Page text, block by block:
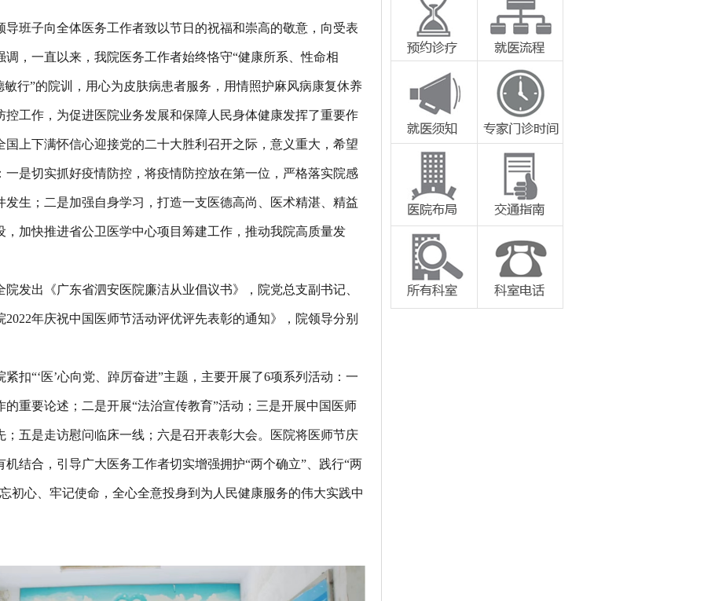
班子向全体医务工作者致以节日的祝福和崇高的敬意，向受表
，一直以来，我院医务工作者始终恪守“健康所系、性命相
行”的院训，用心为皮肤病患者服务，用情照护麻风病康复休养
工作，为促进医院业务发展和保障人民身体健康发挥了重要作
上下满怀信心迎接党的二十大胜利召开之际，意义重大，希望
是切实抓好疫情防控，将疫情防控放在第一位，严格落实院感
生；二是加强自身学习，打造一支医德高尚、医术精湛、精益
加快推进省公卫医学中心项目筹建工作，推动我院高质量发
发出《广东省泗安医院廉洁从业倡议书》，院党总支副书记、
年庆祝中国医师节活动评优评先表彰的通知》，院领导分别
扣“‘医’心向党、踔厉奋进”主题，主要开展了6项系列活动：一
重要论述；二是开展“法治宣传教育”活动；三是开展中国医师
五是走访慰问临床一线；六是召开表彰大会。医院将医师节庆
结合，引导广大医务工作者切实增强拥护“两个确立”、践行“两
初心、牢记使命，全心全意投身到为人民健康服务的伟大实践中